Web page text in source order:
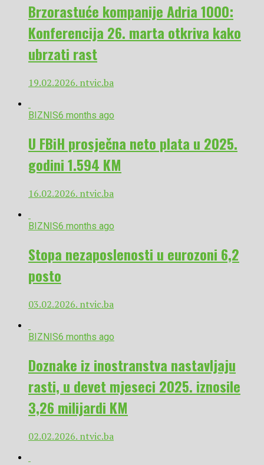
Brzorastuće kompanije Adria 1000:
Konferencija 26. marta otkriva kako
ubrzati rast
19.02.2026. ntvic.ba
BIZNIS6 months ago
U FBiH prosječna neto plata u 2025.
godini 1.594 KM
16.02.2026. ntvic.ba
BIZNIS6 months ago
Stopa nezaposlenosti u eurozoni 6,2
posto
03.02.2026. ntvic.ba
BIZNIS6 months ago
Doznake iz inostranstva nastavljaju
rasti, u devet mjeseci 2025. iznosile
3,26 milijardi KM
02.02.2026. ntvic.ba